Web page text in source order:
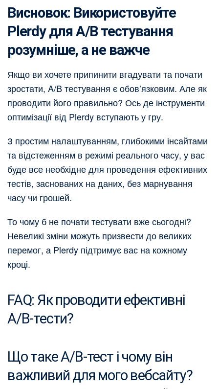
Висновок: Використовуйте
Plerdy для A/B тестування
розумніше, а не важче
Якщо ви хочете припинити вгадувати та почати
зростати, A/B тестування є обов’язковим. Але як
проводити його правильно? Ось де інструменти
оптимізації від Plerdy вступають у гру.
З простим налаштуванням, глибокими інсайтами
та відстеженням в режимі реального часу, у вас
буде все необхідне для проведення ефективних
тестів, заснованих на даних, без марнування
часу чи грошей.
То чому б не почати тестувати вже сьогодні?
Невеликі зміни можуть призвести до великих
перемог, а Plerdy підтримує вас на кожному
кроці.
FAQ: Як проводити ефективні
A/B-тести?
Що таке A/B-тест і чому він
важливий для мого вебсайту?